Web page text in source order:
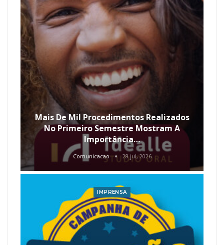
Mais De Mil Procedimentos Realizados
No Primeiro Semestre Mostram A
Importância…
Comunicacao 28 jul, 2026
IMPRENSA